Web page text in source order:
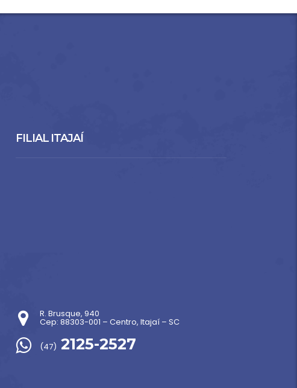
FILIAL ITAJAÍ
R. Brusque, 940
Cep: 88303-001 – Centro, Itajaí – SC
(47) 2125-2527